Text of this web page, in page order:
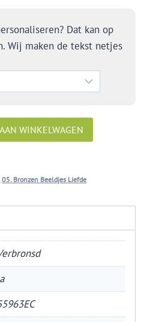
Dat kan op
Wij maken de tekst netjes
WINKELWAGEN
05. Bronzen Beeldjes Liefde